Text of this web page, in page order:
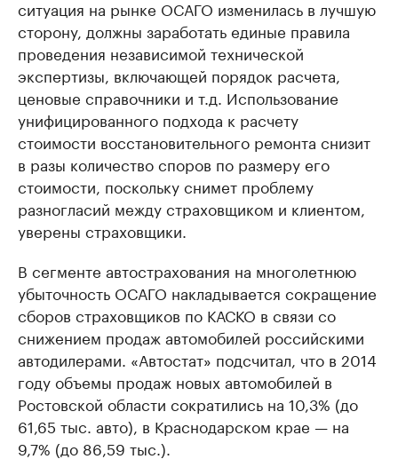
ситуация на рынке ОСАГО изменилась в лучшую
сторону, должны заработать единые правила
проведения независимой технической
экспертизы, включающей порядок расчета,
ценовые справочники и т.д. Использование
унифицированного подхода к расчету
стоимости восстановительного ремонта снизит
в разы количество споров по размеру его
стоимости, поскольку снимет проблему
разногласий между страховщиком и клиентом,
уверены страховщики.
В сегменте автострахования на многолетнюю
убыточность ОСАГО накладывается сокращение
сборов страховщиков по КАСКО в связи со
снижением продаж автомобилей российскими
автодилерами. «Автостат» подсчитал, что в 2014
году объемы продаж новых автомобилей в
Ростовской области сократились на 10,3% (до
61,65 тыс. авто), в Краснодарском крае — на
9,7% (до 86,59 тыс.).